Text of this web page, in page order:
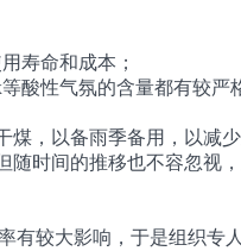
寿命和成本；
性气氛的含量都有较严
，以备雨季备用，以减少
时间的推移也不容忽视
较大影响，于是组织专